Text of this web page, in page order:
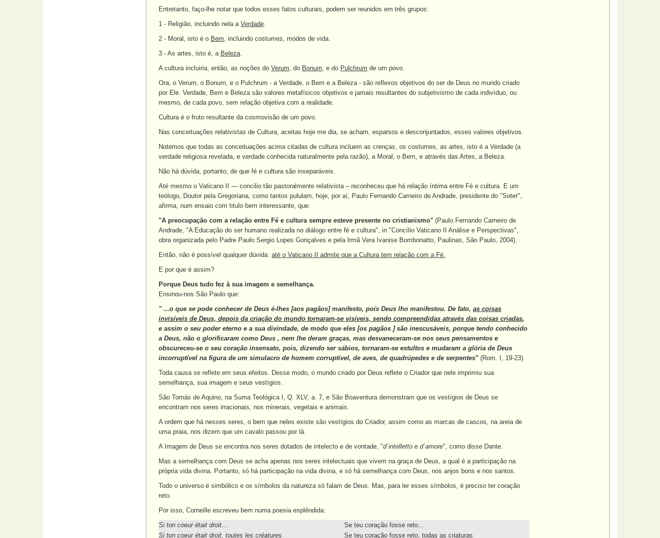
Entretanto, faço-lhe notar que todos esses fatos culturais, podem ser reunidos em três grupos:
1 - Religião, incluindo nela a Verdade.
2 - Moral, isto é o Bem, incluindo costumes, modos de vida.
3 - As artes, isto é, a Beleza.
A cultura incluiria, então, as noções do Verum, do Bonum, e do Pulchrum de um povo.
Ora, o Verum, o Bonum, e o Pulchrum - a Verdade, o Bem e a Beleza - são reflexos objetivos do ser de Deus no mundo criado
por Ele. Verdade, Bem e Beleza são valores metafísicos objetivos e jamais resultantes do subjetivismo de cada indivíduo, ou
mesmo, de cada povo, sem relação objetiva com a realidade.
Cultura é o fruto resultante da cosmovisão de um povo.
Nas conceituações relativistas de Cultura, aceitas hoje me dia, se acham, esparsos e desconjuntados, esses valores objetivos.
Notemos que todas as conceituações acima citadas de cultura incluem as crenças, os costumes, as artes, isto é a Verdade (a
verdade religiosa revelada, e verdade conhecida naturalmente pela razão), a Moral, o Bem, e através das Artes, a Beleza.
Não há dúvida, portanto, de que fé e cultura são inseparáveis.
Até mesmo o Vaticano II — concilio tão pastoralmente relativista – reconheceu que há relação íntima entre Fé e cultura. E um
teólogo, Doutor pela Gregoriana, como tantos pululam, hoje, por aí, Paulo Fernando Carneiro de Andrade, presidente do "Soter",
afirma, num ensaio com titulo bem interessante, que:
"A preocupação com a relação entre Fé e cultura sempre esteve presente no cristianismo" (Paulo Fernando Carneiro de
Andrade, "A Educação do ser humano realizada no diálogo entre fé e cultura", in "Concílio Vaticano II Análise e Perspectivas",
obra organizada pelo Padre Paulo Sergio Lopes Gonçalves e pela Irmã Vera Ivanise Bombonatto, Paulinas, São Paulo, 2004).
Então, não é possível qualquer dúvida: até o Vaticano II admite que a Cultura tem relação com a Fé.
E por que é assim?
Porque Deus tudo fez à sua imagem e semelhança.
Ensinou-nos São Paulo que:
" ...o que se pode conhecer de Deus é-lhes [aos pagãos] manifesto, pois Deus lho manifestou. De fato, as coisas
invisíveis de Deus, depois da criação do mundo tornaram-se visíveis, sendo compreendidas através das coisas criadas,
e assim o seu poder eterno e a sua divindade, de modo que eles [os pagãos ] são inescusáveis, porque tendo conhecido
a Deus, não o glorificaram como Deus , nem lhe deram graças, mas desvaneceram-se nos seus pensamentos e
obscureceu-se o seu coração insensato, pois, dizendo ser sábios, tornaram-se estultos e mudaram a glória de Deus
incorruptível na figura de um simulacro de homem corruptível, de aves, de quadrúpedes e de serpentes" (Rom. I, 19-23).
Toda causa se reflete em seus efeitos. Desse modo, o mundo criado por Deus reflete o Criador que nele imprimiu sua
semelhança, sua imagem e seus vestígios.
São Tomás de Aquino, na Suma Teológica I, Q. XLV, a. 7, e São Boaventura demonstram que os vestígios de Deus se
encontram nos seres irracionais, nos minerais, vegetais e animais.
A ordem que há nesses seres, o bem que neles existe são vestígios do Criador, assim como as marcas de cascos, na areia de
uma praia, nos dizem que um cavalo passou por lá.
A Imagem de Deus se encontra nos seres dotados de intelecto e de vontade, "d´intelletto e d´amore", como disse Dante.
Mas a semelhança com Deus se acha apenas nos seres intelectuais que vivem na graça de Deus, a qual é a participação na
própria vida divina. Portanto, só há participação na vida divina, e só há semelhança com Deus, nos anjos bons e nos santos.
Todo o universo é simbólico e os símbolos da natureza só falam de Deus. Mas, para ler esses símbolos, é preciso ter coração
reto.
Por isso, Corneille escreveu bem numa poesia esplêndida:
Si ton coeur était droit...
Si ton coeur était droit, toutes les créatures
Se teu coração fosse reto...
Se teu coração fosse reto, todas as criaturas